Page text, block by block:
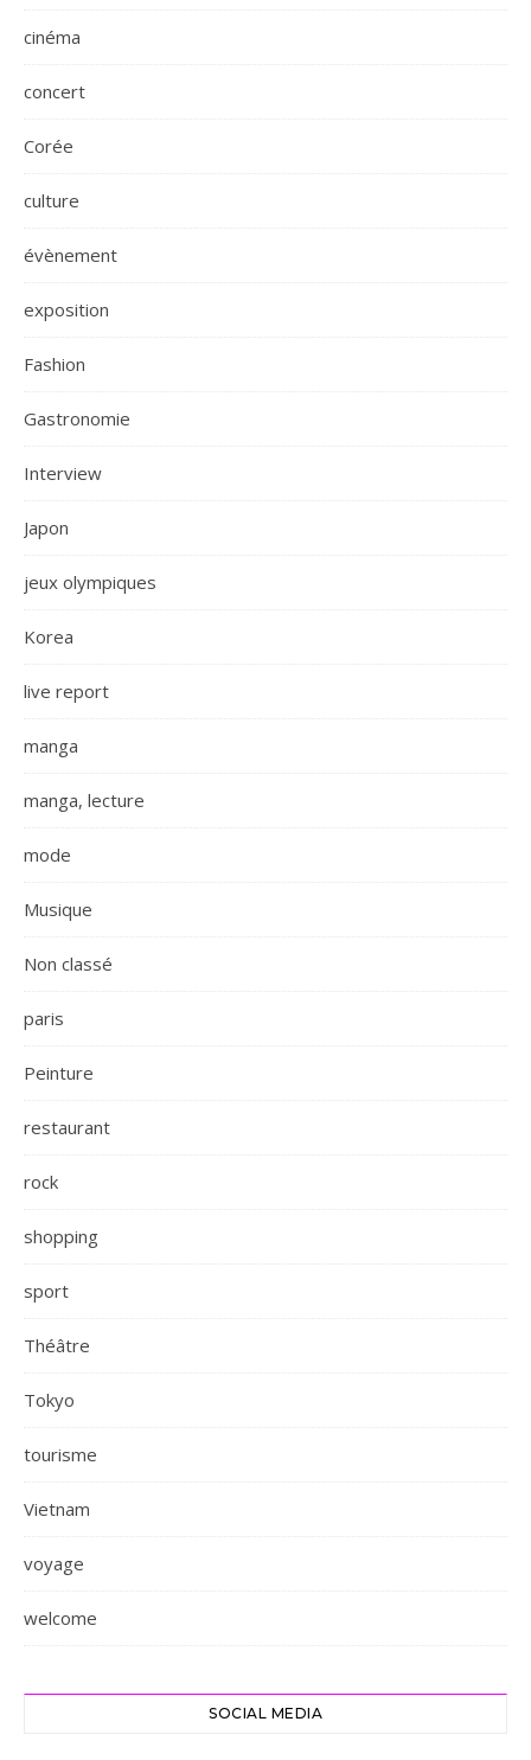
cinéma
concert
Corée
culture
évènement
exposition
Fashion
Gastronomie
Interview
Japon
jeux olympiques
Korea
live report
manga
manga, lecture
mode
Musique
Non classé
paris
Peinture
restaurant
rock
shopping
sport
Théâtre
Tokyo
tourisme
Vietnam
voyage
welcome
SOCIAL MEDIA